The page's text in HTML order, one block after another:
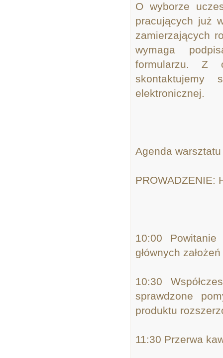
O wyborze
pracujących już
zamierzających
wymaga
formularzu. Z
skontaktujemy
elektronicznej.
Agenda warsztatu
PROWADZENIE:
10:00
głównych
10:30
sprawdzone
produktu
11:30 Przerwa